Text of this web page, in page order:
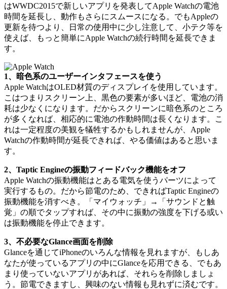
はWWDC2015で新しいアプリを発表してApple Watchの電池
時間を延長し、動作もさらにスムースになる。でもAppleの
更新を待つより、日常の使用中に少し注意して、小テク等を
使えば、もっと簡単にApple Watchの続行時間を延長できま
す。
1、暗色系のユーザーインタフェースを使う
Apple WatchはOLED材質のディスプレイを使用しています。
こはつまりスクリーン上、黒色の要素が多いほど、電池の消
耗は少なくになります。だからスクリーンに暗色系のところ
が多くなれば、相応的に電池の作動時間は長くなります。こ
れは一定程度の美観を犠牲するかもしれませんが、Apple
Watchの作動時間が延長できれば、やる価値はあると思いま
す。
2、Taptic Engineの振動フィードバック機能をオフ
Apple Watchの振動機能はとある電気を使うパーツによって
実行するもの。だから節電のため、できればTaptic Engineの
振動機能を消すべき。「マイウォッチ」→「サウンドと触
覚」の順でタップすれば、その中に振動の強度を下げる或い
は振動機能を停止できます。
3、不必要なGlance画面を削除
Glanceを通じてiPhoneのいろんな情報を見れますが、もしあ
なたが使っているアプリの中にGlanceを応用できる、でもあ
まり使っていないアプリがあれば、それらを削除しましょ
う。節電できますし、興味のない情報も見れずに済むです。